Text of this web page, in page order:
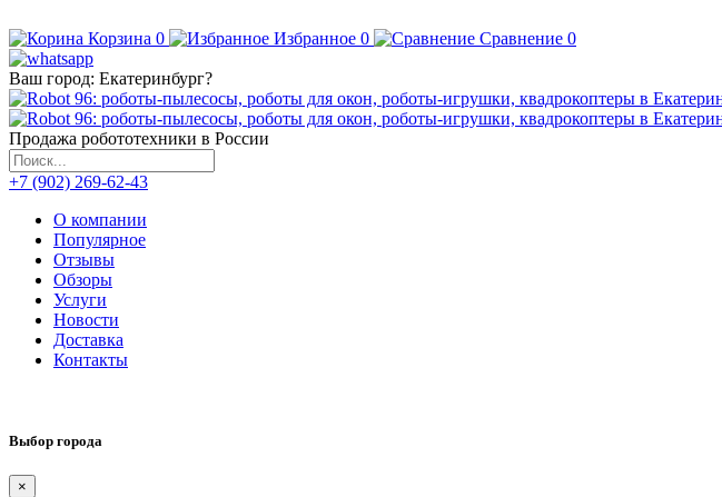
Корзина 0 Избранное 0 Сравнение 0
Ваш город: Екатеринбург?
Продажа робототехники в России
+7 (902) 269-62-43
О компании
Популярное
Отзывы
Обзоры
Услуги
Новости
Доставка
Контакты
Выбор города
×